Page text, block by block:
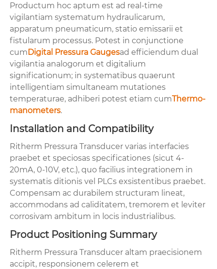
Productum hoc aptum est ad real-time
vigilantiam systematum hydraulicarum,
apparatum pneumaticum, statio emissarii et
fistularum processus. Potest in conjunctione
cumDigital Pressura Gaugesad efficiendum dual
vigilantia analogorum et digitalium
significationum; in systematibus quaerunt
intelligentiam simultaneam mutationes
temperaturae, adhiberi potest etiam cumThermo-
manometers.
Installation and Compatibility
Ritherm Pressura Transducer varias interfacies
praebet et speciosas specificationes (sicut 4-
20mA, 0-10V, etc.), quo facilius integrationem in
systematis ditionis vel PLCs exsistentibus praebet.
Compensam ac durabilem structuram lineat,
accommodans ad caliditatem, tremorem et leviter
corrosivam ambitum in locis industrialibus.
Product Positioning Summary
Ritherm Pressura Transducer altam praecisionem
accipit, responsionem celerem et